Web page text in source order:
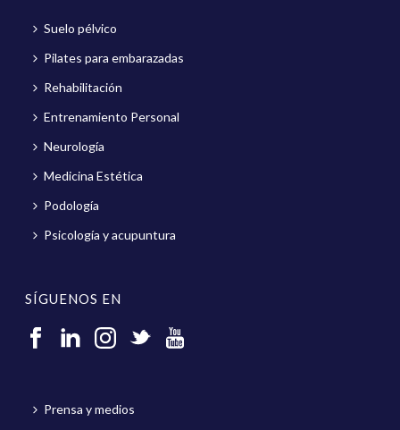
Suelo pélvico
Pilates para embarazadas
Rehabilitación
Entrenamiento Personal
Neurología
Medicina Estética
Podología
Psicología y acupuntura
SÍGUENOS EN
Prensa y medios